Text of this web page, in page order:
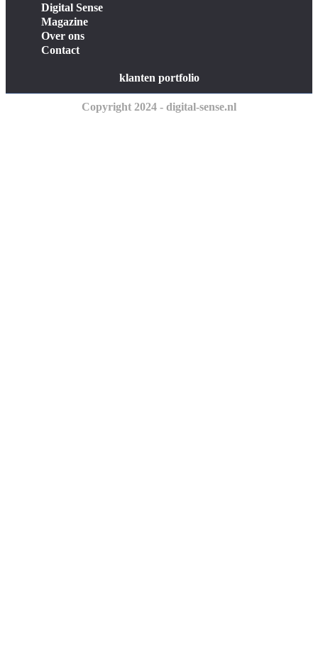
Digital Sense
Magazine
Over ons
Contact
klanten portfolio
Copyright 2024 - digital-sense.nl